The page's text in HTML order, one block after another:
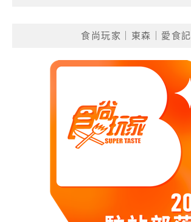
食尚玩家｜東森｜愛食記